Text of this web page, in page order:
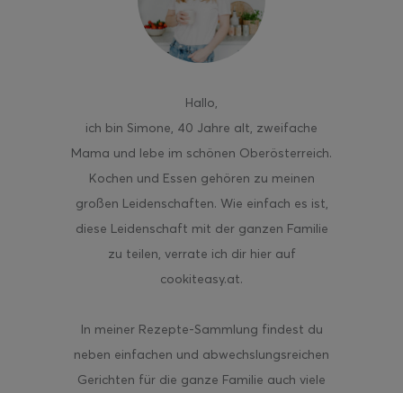
Hallo,
ich bin Simone, 40 Jahre alt, zweifache
Mama und lebe im schönen Oberösterreich.
Kochen und Essen gehören zu meinen
großen Leidenschaften. Wie einfach es ist,
diese Leidenschaft mit der ganzen Familie
zu teilen, verrate ich dir hier auf
cookiteasy.at.
In meiner Rezepte-Sammlung findest du
neben einfachen und abwechslungsreichen
Gerichten für die ganze Familie auch viele